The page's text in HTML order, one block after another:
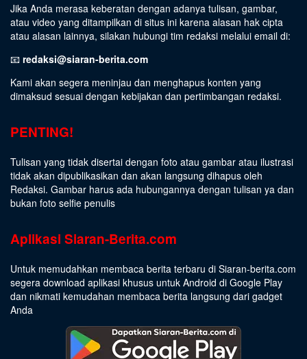
Jika Anda merasa keberatan dengan adanya tulisan, gambar,
atau video yang ditampilkan di situs ini karena alasan hak cipta
atau alasan lainnya, silakan hubungi tim redaksi melalui email di:
📧 redaksi@siaran-berita.com
Kami akan segera meninjau dan menghapus konten yang
dimaksud sesuai dengan kebijakan dan pertimbangan redaksi.
PENTING!
Tulisan yang tidak disertai dengan foto atau gambar atau ilustrasi
tidak akan dipublikasikan dan akan langsung dihapus oleh
Redaksi. Gambar harus ada hubungannya dengan tulisan ya dan
bukan foto selfie penulis
Aplikasi Siaran-Berita.com
Untuk memudahkan membaca berita terbaru di Siaran-berita.com
segera download aplikasi khusus untuk Android di Google Play
dan nikmati kemudahan membaca berita langsung dari gadget
Anda